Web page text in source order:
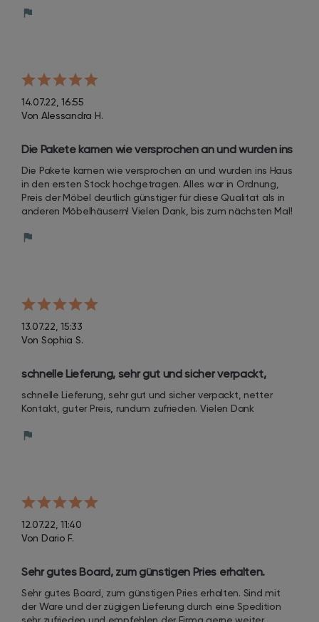
14.07.22, 16:55
Von Alessandra H.
Die Pakete kamen wie versprochen an und wurden ins
Haus in den ersten Stock hochgetragen. Alles war in
Ordnung, Preis der Möbel deutlich günstiger für diese
Qualitat als in anderen Möbelhäusern!
Die Pakete kamen wie versprochen an und wurden ins Haus
in den ersten Stock hochgetragen. Alles war in Ordnung,
Preis der Möbel deutlich günstiger für diese Qualitat als in
anderen Möbelhäusern! Vielen Dank, bis zum nächsten Mal!
13.07.22, 15:33
Von Sophia S.
schnelle Lieferung, sehr gut und sicher verpackt,
netter Kontakt, guter Preis, rundum zufrieden.
schnelle Lieferung, sehr gut und sicher verpackt, netter
Kontakt, guter Preis, rundum zufrieden. Vielen Dank
12.07.22, 11:40
Von Dario F.
Sehr gutes Board, zum günstigen Pries erhalten.
Sehr gutes Board, zum günstigen Pries erhalten. Sind mit
der Ware und der zügigen Lieferung durch eine Spedition
sehr zufrieden und empfehlen der Firma gerne weiter